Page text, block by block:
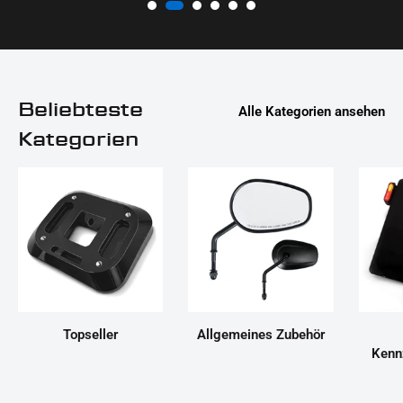
Beliebteste
Kategorien
Alle Kategorien ansehen
Topseller
Allgemeines Zubehör